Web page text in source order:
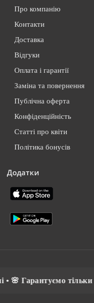
Про компанію
Контакти
Доставка
Відгуки
Оплата і гарантії
Заміна та повернення
Публічна оферта
Конфіденційність
Статті про квіти
Політика бонусів
Додатки
тільки